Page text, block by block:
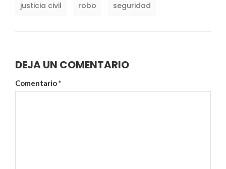
justicia civil robo seguridad
DEJA UN COMENTARIO
Comentario*